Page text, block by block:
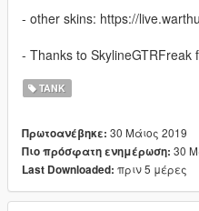
- other skins: https://
- Thanks to SkylineGTRFreak
TANK
Πρωτοανέβηκε: 30 Μάιος 2019
Πιο πρόσφατη ενημέρωση: 30
Last Downloaded: πριν 5 μέρες